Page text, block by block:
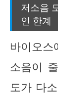
저소음
인 한계
바이오
소음이
도가 다